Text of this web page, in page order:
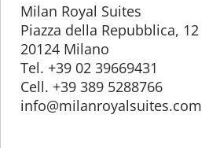
Milan Royal Suites
Piazza della Repubblica, 12
20124 Milano
Tel. +39 02 39669431
Cell. +39 389 5288766
info@milanroyalsuites.com